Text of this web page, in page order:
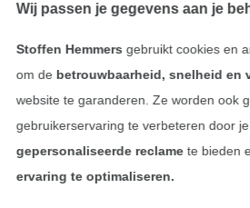
Colofon
Privacy
Recht op
Wij passen je gegevens aan je
Stoffen Hemmers gebruikt cookies en
om de betrouwbaarheid, snelheid en
website te garanderen. Ze worden ook
gebruikerservaring te verbeteren door
gepersonaliseerde reclamete bieden
ervaring te optimaliseren.